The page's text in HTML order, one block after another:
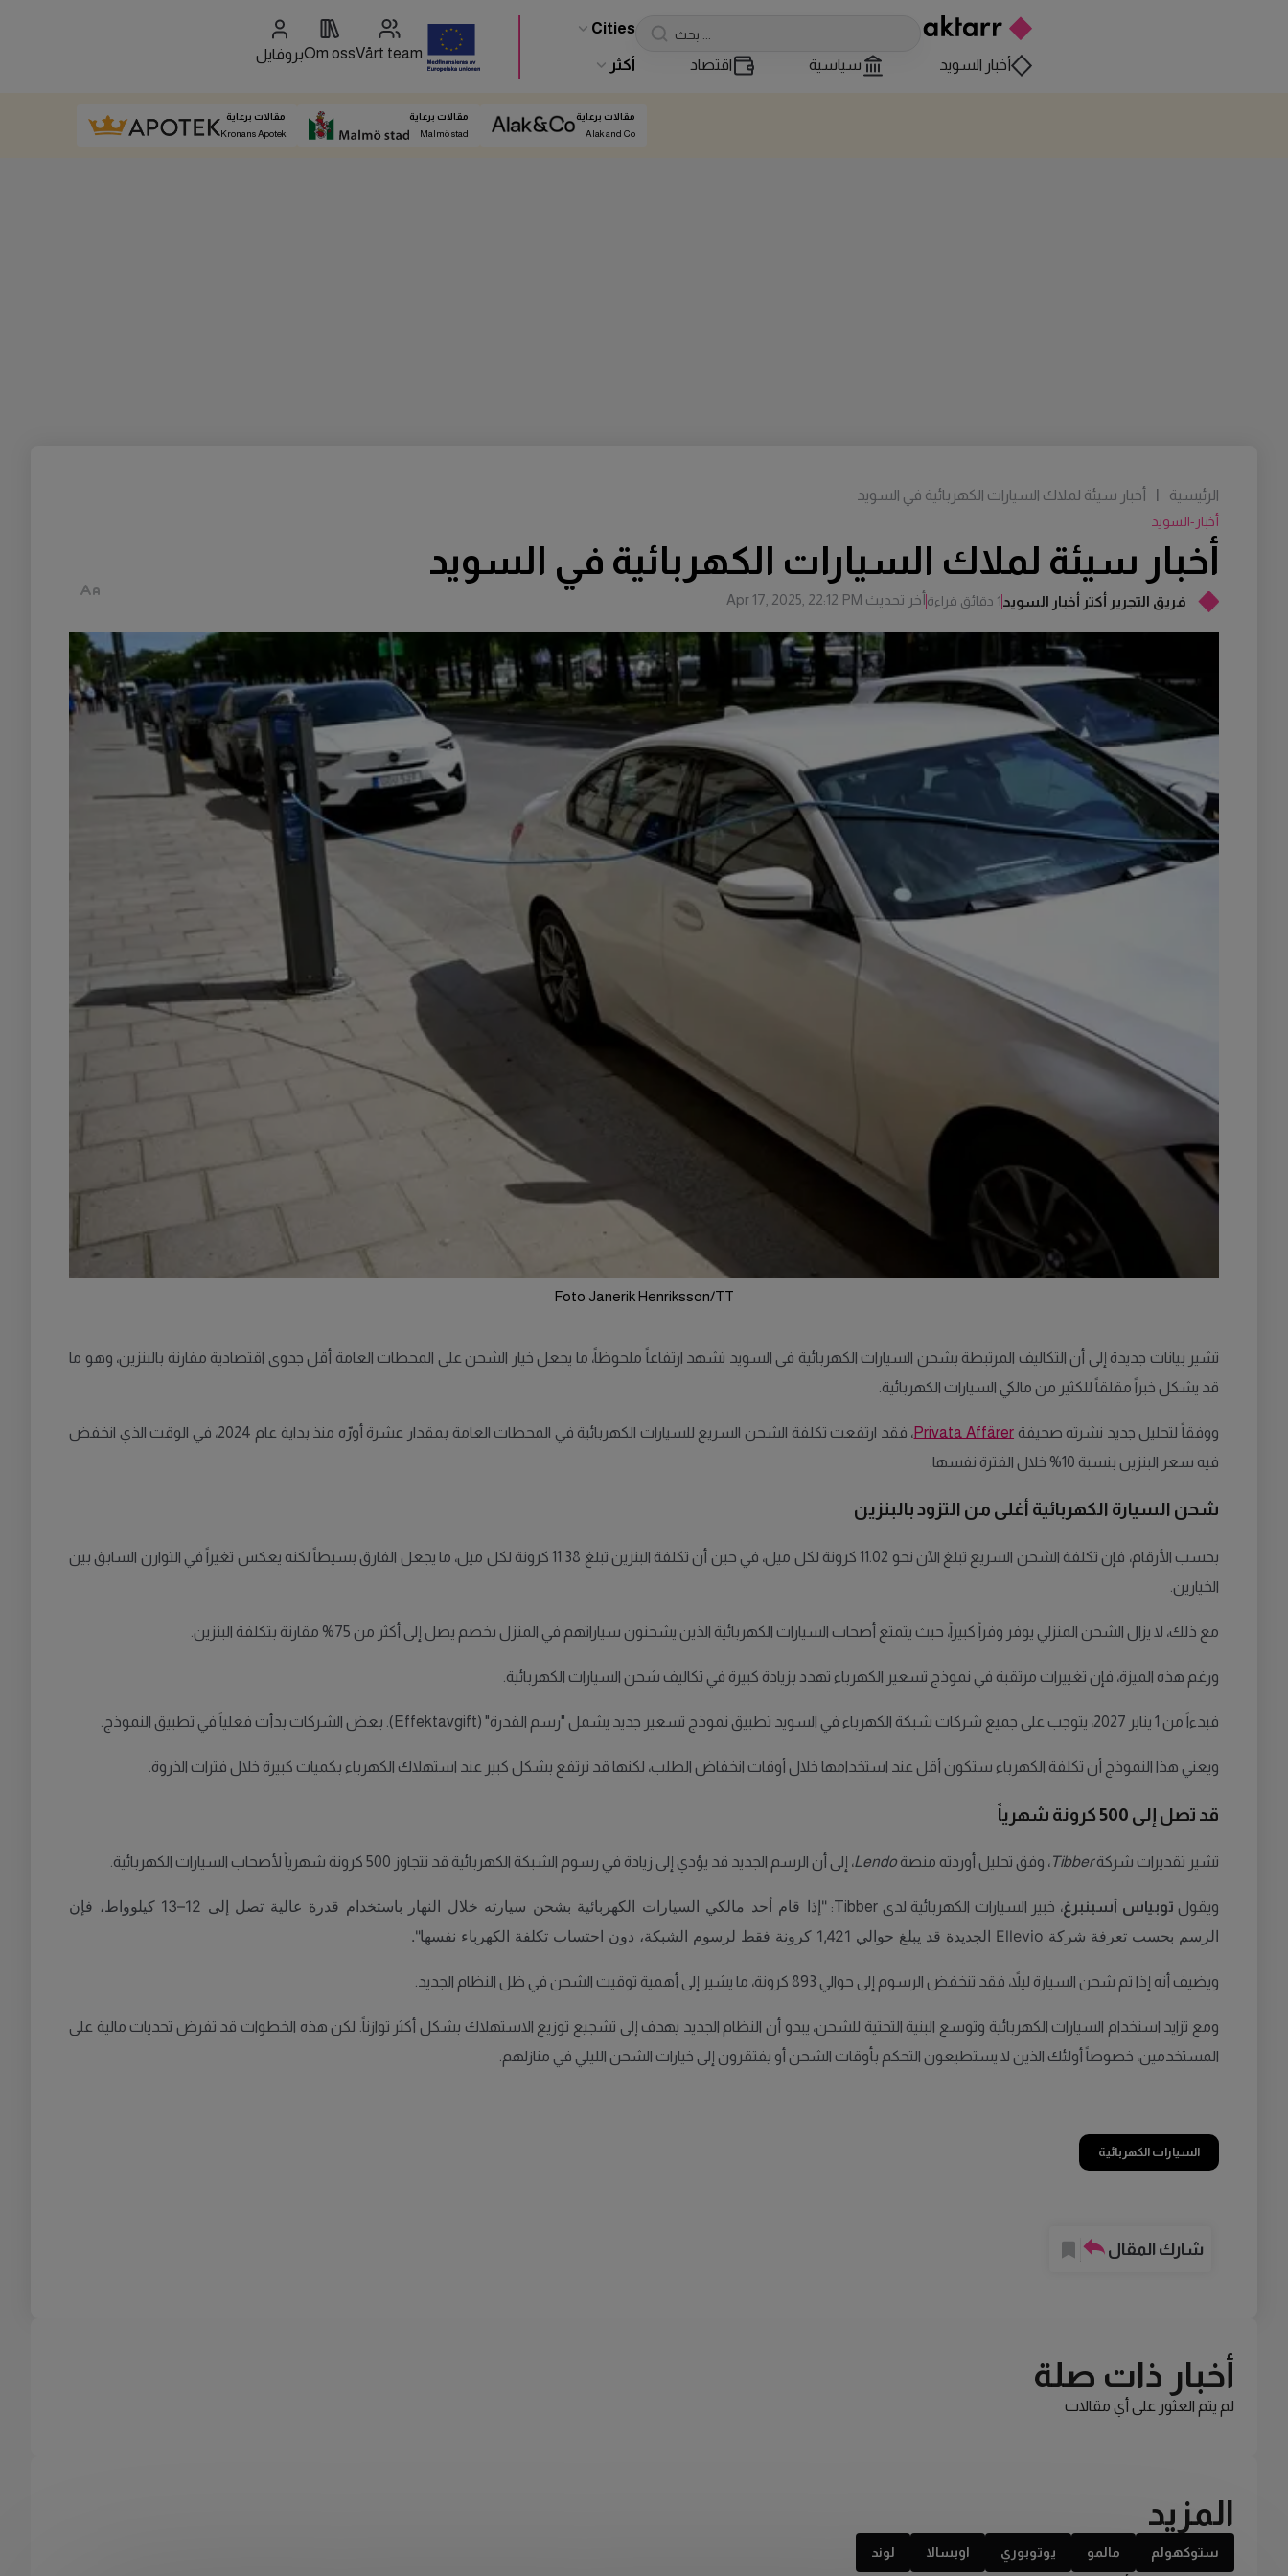
Cities
أخبار السويد سياسية اقتصاد أكثر
Vårt team
Om ossبروفايل
مقالات برعاية
Alak and Co
مقالات برعاية
Malmö stad
مقالات برعاية
Kronans Apotek
فريق التجرير أكتر أخبار السويد1 دقائق قراءة أخر تحديث Apr 17, 2025, 22:12 PM
أخبار سيئة لملاك السيارات الكهربائية في السويد
أخبار-السويد
الرئيسية أخبار سيئة لملاك السيارات الكهربائية في السويد
Foto Janerik Henriksson/TT
تشير بيانات جديدة إلى أن التكاليف المرتبطة بشحن السيارات الكهربائية في السويد تشهد ارتفاعاً ملحوظاً، ما يجعل خيار الشحن على المحطات العامة أقل جدوى اقتصادية مقارنة بالبنزين، وهو ما
قد يشكل خبراً مقلقاً للكثير من مالكي السيارات الكهربائية.
ووفقاً لتحليل جديد نشرته صحيفة Privata Affärer
، فقد ارتفعت تكلفة الشحن السريع للسيارات الكهربائية في المحطات العامة بمقدار عشرة أورّه منذ بداية عام 2024، في الوقت الذي انخفض
فيه سعر البنزين بنسبة 10% خلال الفترة نفسها.
شحن السيارة الكهربائية أغلى من التزود بالبنزين
بحسب الأرقام، فإن تكلفة الشحن السريع تبلغ الآن نحو 11.02 كرونة لكل ميل، في حين أن تكلفة البنزين تبلغ 11.38 كرونة لكل ميل، ما يجعل الفارق بسيطاً لكنه يعكس تغيراً في التوازن السابق بين
الخيارين.
مع ذلك، لا يزال الشحن المنزلي يوفر وفراً كبيراً، حيث يتمتع أصحاب السيارات الكهربائية الذين يشحنون سياراتهم في المنزل بخصم يصل إلى أكثر من 75% مقارنة بتكلفة البنزين.
ورغم هذه الميزة، فإن تغييرات مرتقبة في نموذج تسعير الكهرباء تهدد بزيادة كبيرة في تكاليف شحن السيارات الكهربائية.
فبدءاً من 1 يناير 2027، يتوجب على جميع شركات شبكة الكهرباء في السويد تطبيق نموذج تسعير جديد يشمل "رسم القدرة" (Effektavgift). بعض الشركات بدأت فعلياً في تطبيق النموذج.
ويعني هذا النموذج أن تكلفة الكهرباء ستكون أقل عند استخدامها خلال أوقات انخفاض الطلب، لكنها قد ترتفع بشكل كبير عند استهلاك الكهرباء بكميات كبيرة خلال فترات الذروة.
قد تصل إلى 500 كرونة شهرياً
تشير تقديرات شركةTibber، وفق تحليل أوردته منصة Lendo، إلى أن الرسم الجديد قد يؤدي إلى زيادة في رسوم الشبكة الكهربائية قد تتجاوز 500 كرونة شهرياً لأصحاب السيارات الكهربائية.
ويقول توبياس أسبنبرغ، خبير السيارات الكهربائية لدى Tibber:
"إذا قام أحد مالكي السيارات الكهربائية بشحن سيارته خلال النهار باستخدام قدرة عالية تصل إلى 12–13 كيلوواط، فإن
الرسم بحسب تعرفة شركة Ellevio الجديدة قد يبلغ حوالي 1,421 كرونة فقط لرسوم الشبكة، دون احتساب تكلفة الكهرباء نفسها".
ويضيف أنه إذا تم شحن السيارة ليلاً، فقد تنخفض الرسوم إلى حوالي 893 كرونة، ما يشير إلى أهمية توقيت الشحن في ظل النظام الجديد.
ومع تزايد استخدام السيارات الكهربائية وتوسع البنية التحتية للشحن، يبدو أن النظام الجديد يهدف إلى تشجيع توزيع الاستهلاك بشكل أكثر توازناً. لكن هذه الخطوات قد تفرض تحديات مالية على
المستخدمين، خصوصاً أولئك الذين لا يستطيعون التحكم بأوقات الشحن أو يفتقرون إلى خيارات الشحن الليلي في منازلهم.
السيارات الكهربائية
شارك المقال
أخبار ذات صلة
لم يتم العثور على أي مقالات
المزيد
ستوكهولم مالمو يوتوبوري اوبسالا لوند